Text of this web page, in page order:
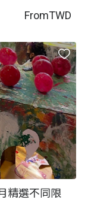
FromTWD
精選不同限